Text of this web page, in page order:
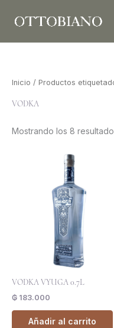
Inicio / Productos
VODKA
Mostrando los 8
VODKA VYUGA 0.7L
₲ 183.000
Añadir al carrito